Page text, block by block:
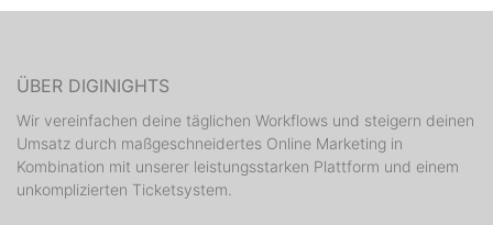
ÜBER DIGINIGHTS
Wir vereinfachen deine täglichen Workflows und steigern deinen
Umsatz durch maßgeschneidertes Online Marketing in
Kombination mit unserer leistungsstarken Plattform und einem
unkomplizierten Ticketsystem.